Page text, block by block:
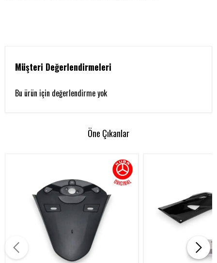
Müşteri Değerlendirmeleri
Bu ürün için değerlendirme yok
Öne Çıkanlar